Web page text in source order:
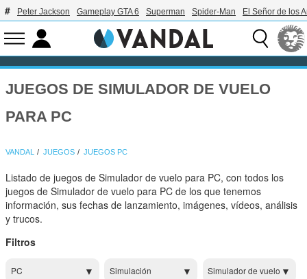
Peter Jackson Gameplay GTA 6 Superman Spider-Man El Señor de los
JUEGOS DE SIMULADOR DE VUELO
PARA PC
VANDAL JUEGOS JUEGOS PC
Listado de juegos de Simulador de vuelo para PC, con todos los
juegos de Simulador de vuelo para PC de los que tenemos
información, sus fechas de lanzamiento, imágenes, vídeos, análisis
y trucos.
Filtros
PC Simulación Simulador de vuelo